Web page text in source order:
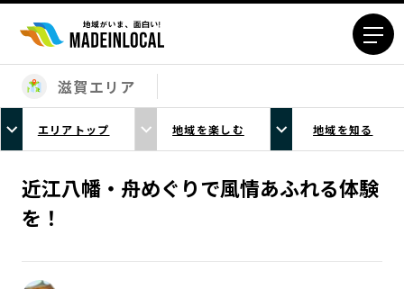
エリアから探す
北海道エリア
青森エリア
岩手エリア
宮城エリア
秋田エリア
山形エリア
福島エリア
栃木エリア
群馬エリア
滋賀エリア
エリアトップ 地域を楽しむ 地域を知る
近江八幡・舟めぐりで風情あふれる体験
を！